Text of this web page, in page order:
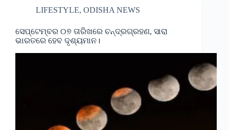
LIFESTYLE, ODISHA NEWS
ସେପ୍ଟେମ୍ବର ୦୭ ତାରିଖରେ ଚନ୍ଦ୍ରଗ୍ରହଣ, ସାରା
ଭାରତରେ ହେବ ଦୃଶ୍ୟମାନ।